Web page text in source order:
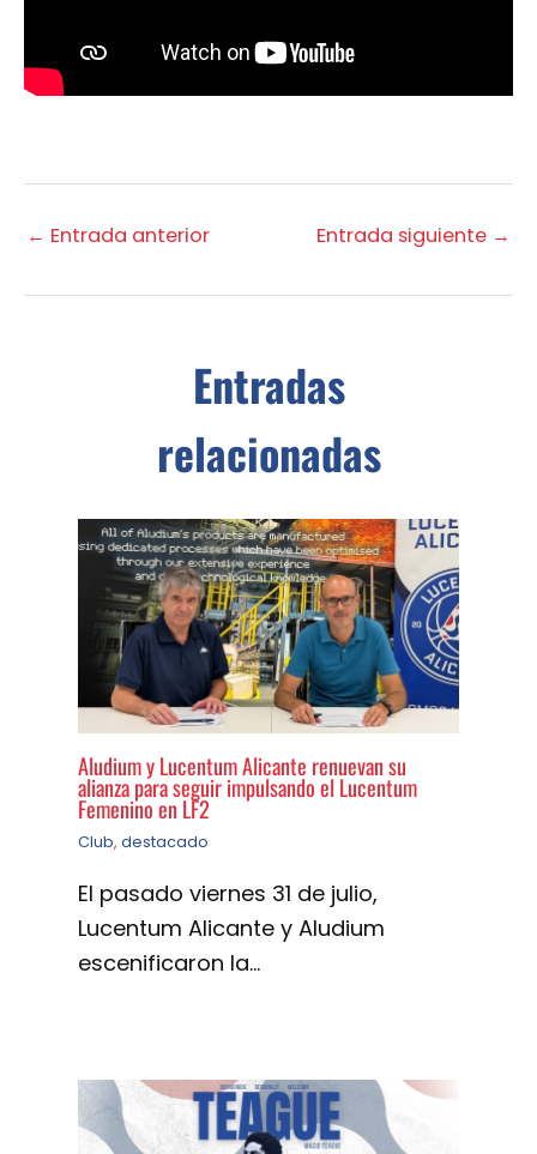
← Entrada anterior Entrada siguiente →
Entradas
relacionadas
Aludium y Lucentum Alicante renuevan su
alianza para seguir impulsando el Lucentum
Femenino en LF2
Club, destacado
El pasado viernes 31 de julio,
Lucentum Alicante y Aludium
escenificaron la…